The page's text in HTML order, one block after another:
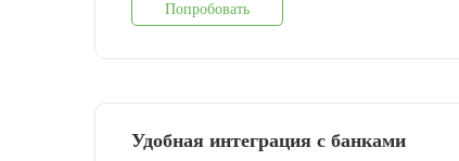
Попробовать
Удобная интеграция с банками